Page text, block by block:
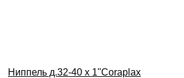
Ниппель д.32-40 х 1''Coraplax